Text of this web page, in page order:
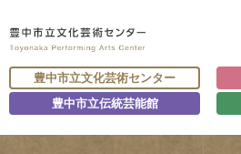
豊中市立文化芸術センター
豊中市立伝統芸能館